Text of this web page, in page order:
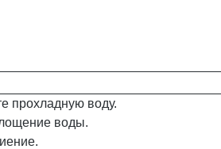
прохладную воду.
воды.